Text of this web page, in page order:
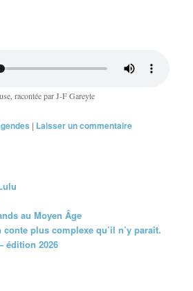
racontée par J-F Gareyte
| Laisser un commentaire
au Moyen Âge
plus complexe qu’il n’y paraît.
édition 2026